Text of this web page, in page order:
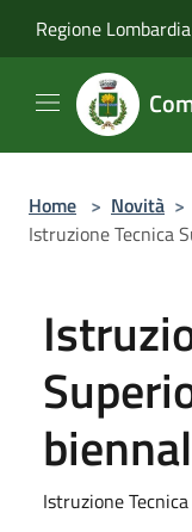
Regione Lombardia
Home > Novità >
Istruzione Tecnica
Istruzione